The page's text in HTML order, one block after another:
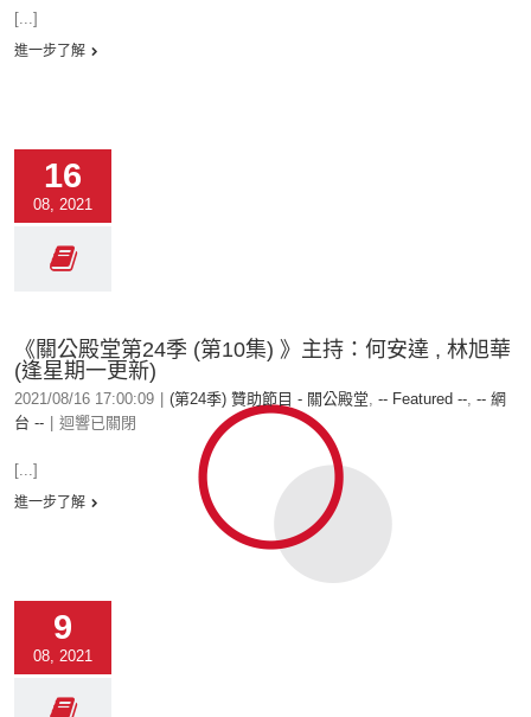
[...]
進一步了解
16
08, 2021
《關公殿堂第24季 (第10集) 》主持：何安達 , 林旭華
(逢星期一更新)
2021/08/16 17:00:09 (第24季) 贊助節目 - 關公殿堂, -- Featured --, -- 網
台 --
迴響已關閉
[...]
進一步了解
9
08, 2021